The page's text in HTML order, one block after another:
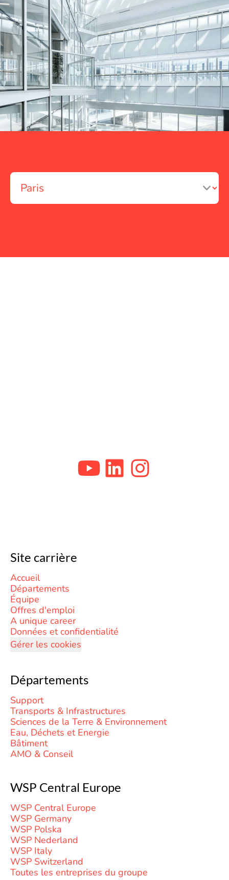
Site carrière
Accueil
Départements
Équipe
Offres d'emploi
A unique career
Données et confidentialité
Gérer les cookies
Départements
Support
Transports & Infrastructures
Sciences de la Terre & Environnement
Eau, Déchets et Energie
Bâtiment
AMO & Conseil
WSP Central Europe
WSP Central Europe
WSP Germany
WSP Polska
WSP Nederland
WSP Italy
WSP Switzerland
Toutes les entreprises du groupe